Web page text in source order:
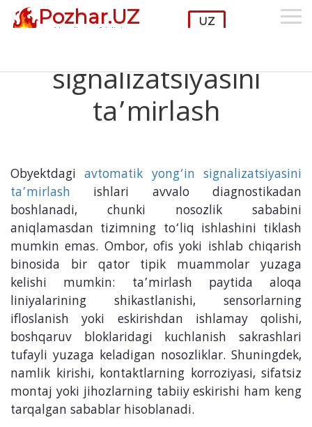
Pozhar.UZ
Yong'in xavfsizligi
Oy: Iyul 2025
signalizatsiyasini
ta’mirlash
Obyektdagiavtomatik yong‘in signalizatsiyasini
ta’mirlash ishlari avvalo diagnostikadan
boshlanadi, chunki nosozlik sababini
aniqlamasdan tizimning to‘liq ishlashini tiklash
mumkin emas. Ombor, ofis yoki ishlab chiqarish
binosida bir qator tipik muammolar yuzaga
kelishi mumkin: ta’mirlash paytida aloqa
liniyalarining shikastlanishi, sensorlarning
ifloslanish yoki eskirishdan ishlamay qolishi,
boshqaruv bloklaridagi kuchlanish sakrashlari
tufayli yuzaga keladigan nosozliklar. Shuningdek,
namlik kirishi, kontaktlarning korroziyasi, sifatsiz
montaj yoki jihozlarning tabiiy eskirishi ham keng
tarqalgan sabablar hisoblanadi.